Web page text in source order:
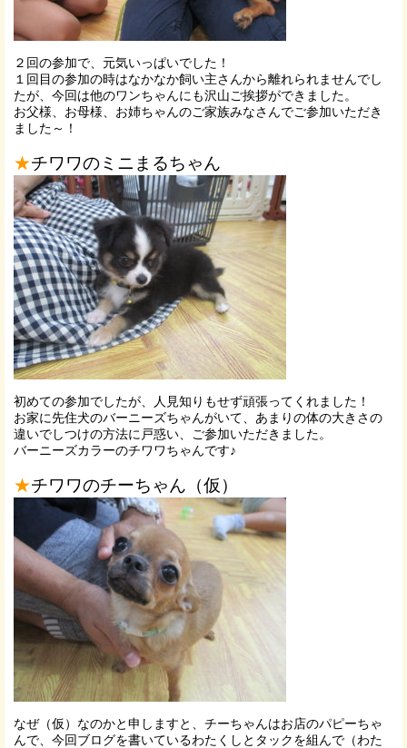
２回の参加で、元気いっぱいでした！
１回目の参加の時はなかなか飼い主さんから離れられませんでし
たが、今回は他のワンちゃんにも沢山ご挨拶ができました。
お父様、お母様、お姉ちゃんのご家族みなさんでご参加いただき
ました～！
★チワワのミニまるちゃん
初めての参加でしたが、人見知りもせず頑張ってくれました！
お家に先住犬のバーニーズちゃんがいて、あまりの体の大きさの
違いでしつけの方法に戸惑い、ご参加いただきました。
バーニーズカラーのチワワちゃんです♪
★チワワのチーちゃん（仮）
なぜ（仮）なのかと申しますと、チーちゃんはお店のパピーちゃ
んで、今回ブログを書いているわたくしとタックを組んで（わた